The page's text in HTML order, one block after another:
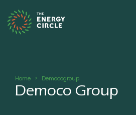
Kruimelpad
Home Democogroup
Democo Group